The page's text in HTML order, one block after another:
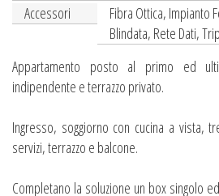
Accessori
Fibra Ottica, Impianto
Blindata, Rete Dati,
Appartamento posto al primo ed
indipendente e terrazzo privato.
Ingresso, soggiorno con cucina a vista,
servizi, terrazzo e balcone.
Completano la soluzione un box singolo